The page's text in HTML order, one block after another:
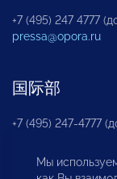
+7 (495) 247 4777
pressa@opora.ru
国际部
+7 (495) 247-4777
Мы